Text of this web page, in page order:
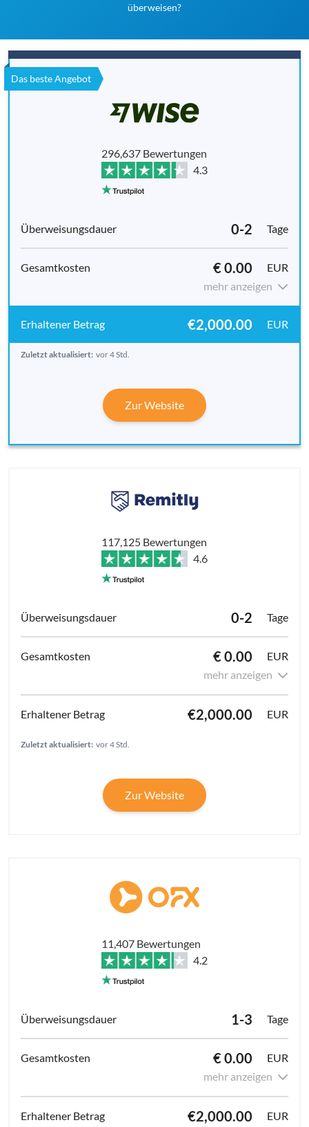
überweisen?
Das beste Angebot
296,637 Bewertungen
4.3
0-2 Tage
€ 0.00
EUR
mehr anzeigen
€2,000.00 EUR
Zuletzt aktualisiert: vor 4 Std.
Zur Website
117,125 Bewertungen
4.6
0-2 Tage
€ 0.00
EUR
mehr anzeigen
€2,000.00 EUR
Zuletzt aktualisiert: vor 4 Std.
Zur Website
11,407 Bewertungen
4.2
1-3 Tage
€ 0.00
EUR
mehr anzeigen
€2,000.00 EUR